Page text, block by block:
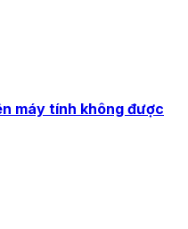
máy tính không được